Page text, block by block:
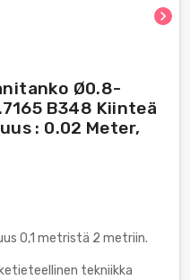
chevron_right
Ø0.8-
B348 Kiinteä
: 0.02 Meter,
0,1 metristä 2 metriin.
tekniikka